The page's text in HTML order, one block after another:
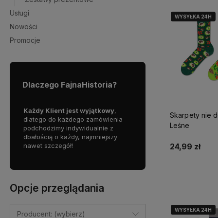
Usługi
Nowości
Promocje
Dlaczego FajnaHistoria?
Każdy Klient jest wyjątkowy,
dlatego do każdego zamówienia
podchodzimy indywidualnie z
dbałością o każdy, najmniejszy
nawet szczegół!
wyborze produktu, zawsze
na nas liczyć!
Jesteśmy tu dla Ciebie!
Opcje przeglądania
Producent: (wybierz)
WYSYŁKA 24H
Skarpety nie
Leśne
24,99 zł
WYSYŁKA 24H
WYSYŁKA 24H